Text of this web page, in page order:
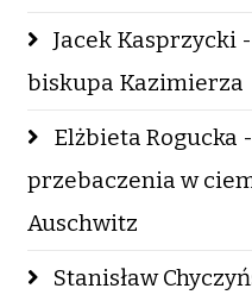
Jacek Kasprzycki
biskupa Kazimierza
Elżbieta Rogucka
przebaczenia w
Auschwitz
Stanisław